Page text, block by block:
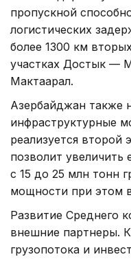
пропускной
логистических
более 1300 км
участках Достык —
Мактаарал.
Азербайджан также
инфраструктурные
реализуется второй
позволит увеличить
с 15 до 25 млн тонн
мощности при этом
Развитие Среднего
внешние партнеры.
грузопотока и